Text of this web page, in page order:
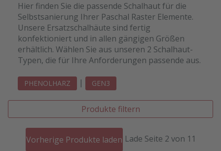
Hier finden Sie die passende Schalhaut für die
Selbstsanierung Ihrer Paschal Raster Elemente.
Unsere Ersatzschalhäute sind fertig
konfektioniert und in allen gängigen Größen
erhältlich. Wählen Sie aus unseren 2 Schalhaut-
Typen, die für Ihre Anforderungen passende aus.
PHENOLHARZ | GEN3
Produkte filtern
Vorherige Produkte laden Lade Seite 2 von 11